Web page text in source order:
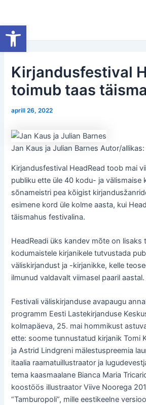
Open toolbar
content
Kirjandusfestival
toimub taas
aprill 26, 2022
Jan Kaus ja Julian Barnes Autor/
Kirjandusfestival HeadRead toob mai
publiku ette üle 40 kodu- ja välismaise
sõnameistri pea kõigist
esimene kord üle kolme aasta, kui
täismahus festivalina.
HeadReadi üks kandev mõte on lisaks
kodumaistele kirjanikele tutvustada
väliskirjandust ja -kirjanikke, kelle
ilmunud valdavalt viimasel paaril aastal.
Festivali väliskirjanduse avapaugu
programm Eesti Lastekirjanduse
kolmapäeva, 25. mai hommikust
ette: soome tunnustatud kirjanik Tomi
ja Astrid Lindgreni mälestuspreemia
itaalia raamatuillustraator ja
tema kaasmaalane Bianca Maria
koostöös illustraator Viive Noorega
“Tamburopoli”, mille eestikeelne